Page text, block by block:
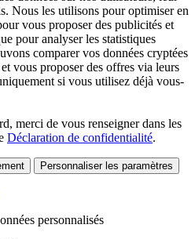
Nous les utilisons pour optimiser en
vous proposer des publicités et
pour analyser les statistiques
comparer vos données cryptées
vous proposer des offres via leurs
si vous utilisez déjà vous-
merci de vous renseigner dans les
Déclaration de confidentialité.
Personnaliser les paramètres
personnalisés